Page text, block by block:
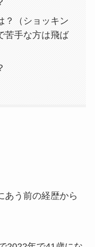
？（ショッキン
苦手な方は飛ば
あう前の経歴から